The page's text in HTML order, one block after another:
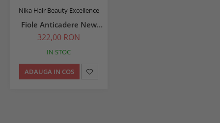
Nika Hair Beauty Excellence
Fiole Anticadere New
Density 6 x 13 ml
322,00 RON
IN STOC
ADAUGA IN COS